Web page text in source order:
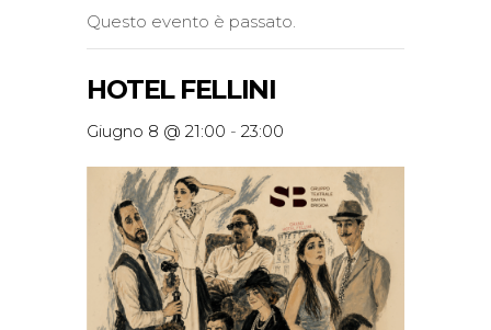
Questo evento è passato.
HOTEL FELLINI
Giugno 8 @ 21:00 - 23:00